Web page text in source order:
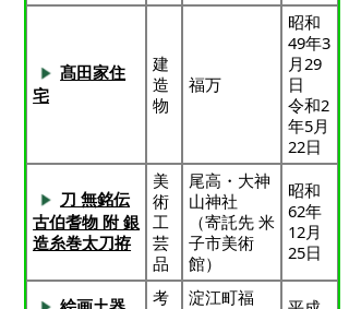
髙田家住
宅
建
造
物
福万
昭和
49年3
月29
日
令和2
年5月
22日
刀 無銘伝
古伯耆物 附 銀
造糸巻太刀拵
美
術
工
芸
品
尾高・大神
山神社
（寄託先 米
子市美術
館）
昭和
62年
12月
25日
考
淀江町福